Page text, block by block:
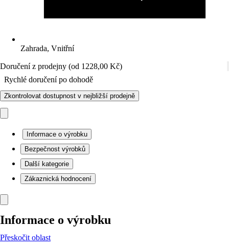
Zahrada, Vnitřní
Doručení z prodejny (od 1228,00 Kč)
Rychlé doručení po dohodě
Zkontrolovat dostupnost v nejbližší prodejně
Informace o výrobku
Bezpečnost výrobků
Další kategorie
Zákaznická hodnocení
Informace o výrobku
Přeskočit oblast